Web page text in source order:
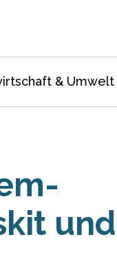
& Umwelt
und